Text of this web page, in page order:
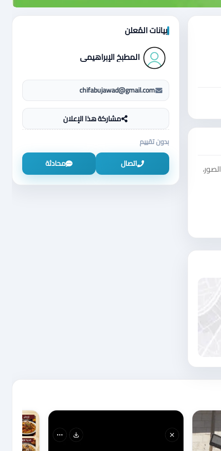
بيانات المُعلن
المطبخ الإبراهيمي
chifabujawad@gmail.com
مشاركة هذا الإعلان
بدون تقييم
اتصال
محادثة